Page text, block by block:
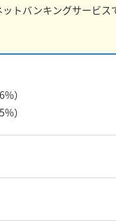
トバンキングサービス
）
）